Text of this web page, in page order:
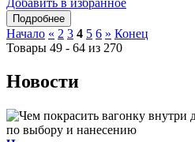
Начало « 2 3 4 5 6 » Конец
Товары 49 - 64 из 270
Новости